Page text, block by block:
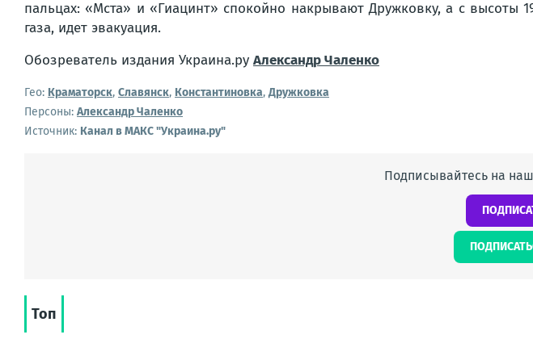
пальцах: «Мста» и «Гиацинт» спокойно накрывают Дружковку, а с высоты
газа, идет эвакуация.
Обозреватель издания Украина.ру Александр Чаленко
Гео: Краматорск, Славянск, Константиновка,Дружковка
Персоны: Александр Чаленко
Источник: Канал в МАКС "Украина.ру"
Подписывайтесь на
Топ